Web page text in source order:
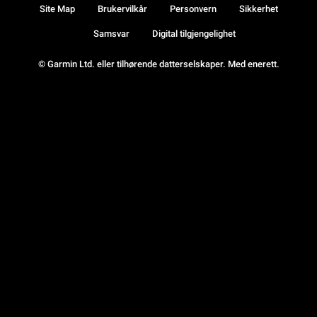
© Garmin Ltd. eller tilhørende datterselskaper. Med enerett.
Site Map Brukervilkår Personvern Sikkerhet
Samsvar Digital tilgjengelighet